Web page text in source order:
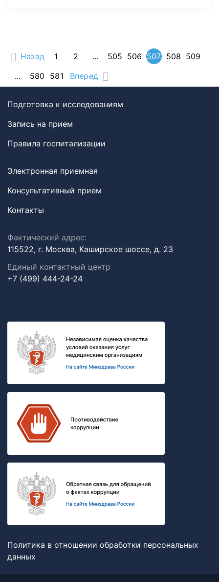
Назад 1 2 ... 505 506 507 508 509
...
580 581 Вперед
Подготовка к исследованиям
Запись на прием
Правила госпитализации
Электронная приемная
Консультативный прием
Контакты
Фактический адрес:
115522, г. Москва, Каширское шоссе, д. 23
Единый контактный центр
+7 (499) 444-24-24
Политика в отношении обработки персональных
данных